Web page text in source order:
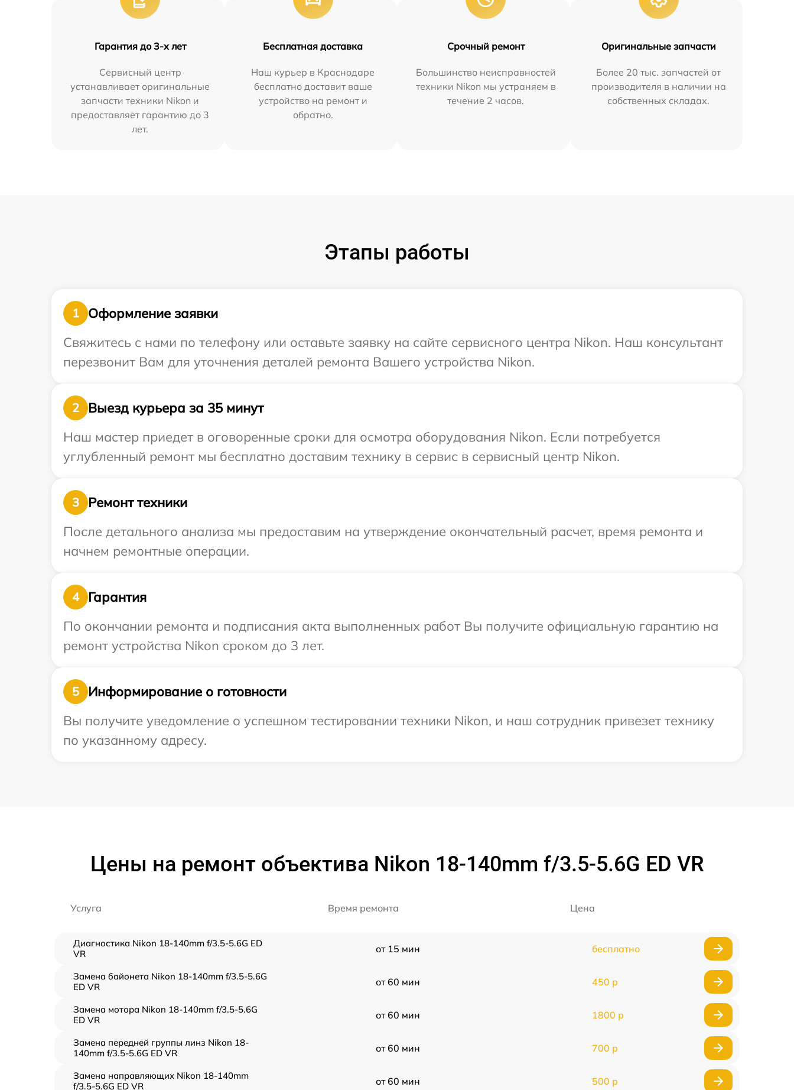
Гарантия до 3-х лет
Сервисный центр
устанавливает оригинальные
запчасти техники Nikon и
предоставляет гарантию до 3
лет.
Бесплатная доставка
Наш курьер в Краснодаре
бесплатно доставит ваше
устройство на ремонт и
обратно.
Срочный ремонт
Большинство неисправностей
техники Nikon мы устраняем в
течение 2 часов.
Оригинальные запчасти
Более 20 тыс. запчастей от
производителя в наличии на
собственных складах.
Этапы работы
1
Оформление заявки
Свяжитесь с нами по телефону или оставьте заявку на сайте сервисного центра Nikon. Наш консультант
перезвонит Вам для уточнения деталей ремонта Вашего устройства Nikon.
2
Выезд курьера за 35 минут
Наш мастер приедет в оговоренные сроки для осмотра оборудования Nikon. Если потребуется
углубленный ремонт мы бесплатно доставим технику в сервис в сервисный центр Nikon.
3
Ремонт техники
После детального анализа мы предоставим на утверждение окончательный расчет, время ремонта и
начнем ремонтные операции.
4
Гарантия
По окончании ремонта и подписания акта выполненных работ Вы получите официальную гарантию на
ремонт устройства Nikon сроком до 3 лет.
5
Информирование о готовности
Вы получите уведомление о успешном тестировании техники Nikon, и наш сотрудник привезет технику
по указанному адресу.
Цены на ремонт объектива Nikon 18-140mm f/3.5-5.6G ED VR
Услуга Время ремонта Цена
Диагностика Nikon 18-140mm f/3.5-5.6G ED
VR
от 15 мин бесплатно
Замена байонета Nikon 18-140mm f/3.5-5.6G
ED VR
от 60 мин 450 р
Замена мотора Nikon 18-140mm f/3.5-5.6G
ED VR
от 60 мин 1800 р
Замена передней группы линз Nikon 18-
140mm f/3.5-5.6G ED VR
от 60 мин 700 р
Замена направляющих Nikon 18-140mm
f/3.5-5.6G ED VR
от 60 мин 500 р